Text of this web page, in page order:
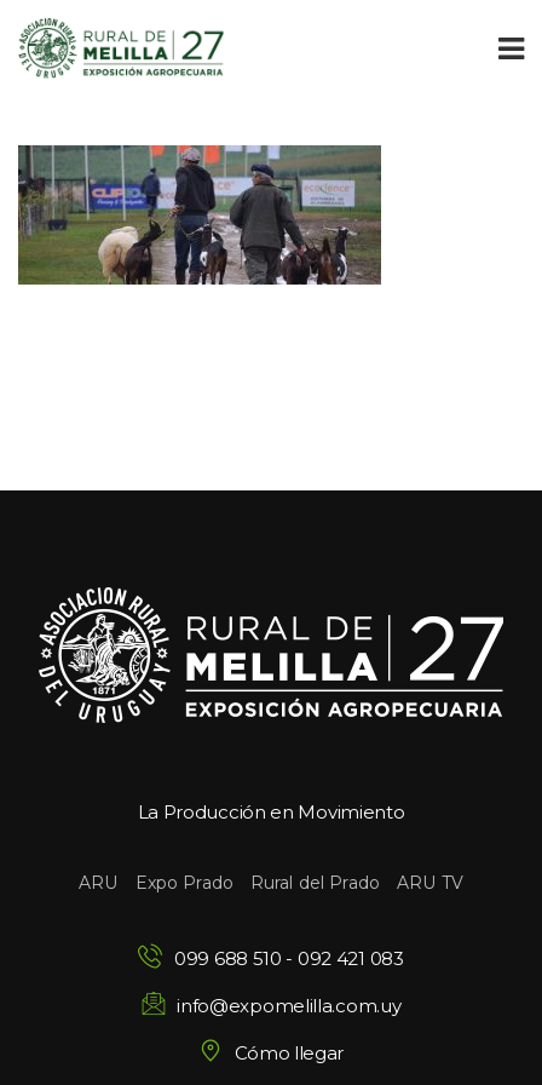
La Producción en Movimiento
ARU Expo Prado Rural del Prado ARU TV
099 688 510 - 092 421 083
info@expomelilla.com.uy
Cómo llegar